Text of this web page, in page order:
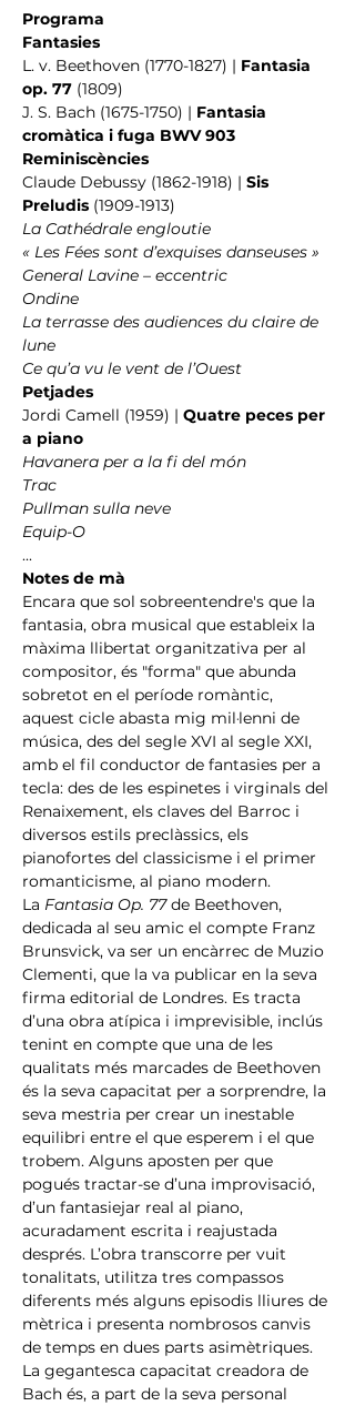
Programa
Fantasies
L. v. Beethoven (1770-1827) | Fantasia
op. 77 (1809)
J. S. Bach (1675-1750) | Fantasia
cromàtica i fuga BWV 903
Reminiscències
Claude Debussy (1862-1918) | Sis
Preludis (1909-1913)
La Cathédrale engloutie
« Les Fées sont d’exquises danseuses »
General Lavine – eccentric
Ondine
La terrasse des audiences du claire de
lune
Ce qu’a vu le vent de l’Ouest
Petjades
Jordi Camell (1959) | Quatre peces per
a piano
Havanera per a la fi del món
Trac
Pullman sulla neve
Equip-O
...
Notes de mà
Encara que sol sobreentendre's que la
fantasia, obra musical que estableix la
màxima llibertat organitzativa per al
compositor, és "forma" que abunda
sobretot en el període romàntic,
aquest cicle abasta mig mil·lenni de
música, des del segle XVI al segle XXI,
amb el fil conductor de fantasies per a
tecla: des de les espinetes i virginals del
Renaixement, els claves del Barroc i
diversos estils preclàssics, els
pianofortes del classicisme i el primer
romanticisme, al piano modern.
La Fantasia Op. 77 de Beethoven,
dedicada al seu amic el compte Franz
Brunsvick, va ser un encàrrec de Muzio
Clementi, que la va publicar en la seva
firma editorial de Londres. Es tracta
d’una obra atípica i imprevisible, inclús
tenint en compte que una de les
qualitats més marcades de Beethoven
és la seva capacitat per a sorprendre, la
seva mestria per crear un inestable
equilibri entre el que esperem i el que
trobem. Alguns aposten per que
pogués tractar-se d’una improvisació,
d’un fantasiejar real al piano,
acuradament escrita i reajustada
després. L’obra transcorre per vuit
tonalitats, utilitza tres compassos
diferents més alguns episodis lliures de
mètrica i presenta nombrosos canvis
de temps en dues parts asimètriques.
La gegantesca capacitat creadora de
Bach és, a part de la seva personal